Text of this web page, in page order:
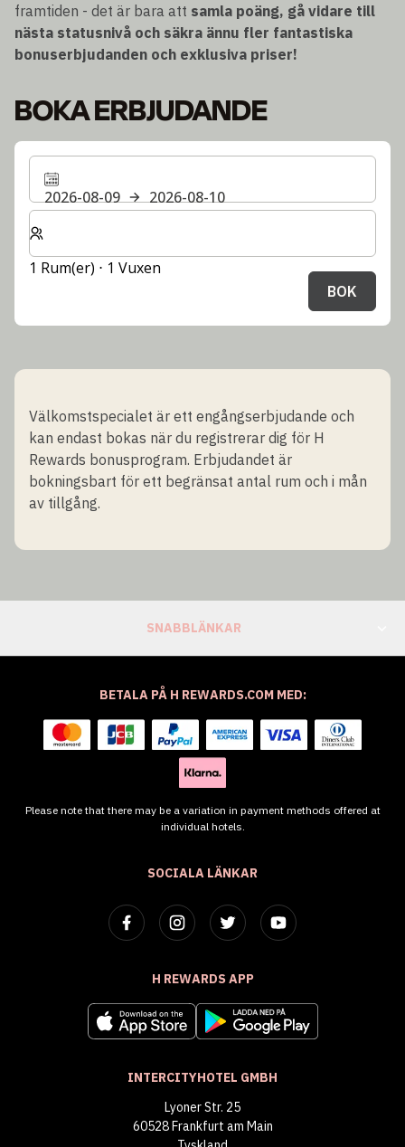
framtiden - det är bara att samla poäng, gå vidare till
nästa statusnivå och säkra ännu fler fantastiska
bonuserbjudanden och exklusiva priser!
BOKA ERBJUDANDE
2026-08-09
2026-08-10
Välj antal rum och gäster för din vistelse
1 Rum(er) ⋅ 1 Vuxen
BOK
Välkomstspecialet är ett engångserbjudande och
kan endast bokas när du registrerar dig för H
Rewards bonusprogram. Erbjudandet är
bokningsbart för ett begränsat antal rum och i mån
av tillgång.
SNABBLÄNKAR
SOCIALA LÄNKAR
H REWARDS APP
INTERCITYHOTEL GMBH
Lyoner Str. 25
60528 Frankfurt am Main
BETALA PÅ H REWARDS.COM MED:
Please note that there may be a variation in payment methods offered at
individual hotels.